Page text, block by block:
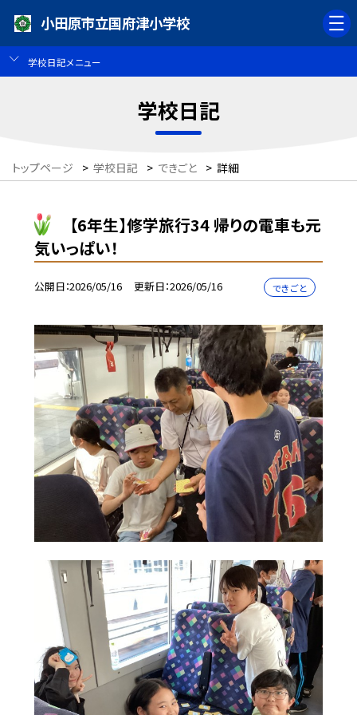
小田原市立国府津小学校
学校日記メニュー
学校日記
トップページ > 学校日記 > できごと > 詳細
【6年生】修学旅行34 帰りの電車も元
気いっぱい！
公開日 2026/05/16 更新日 2026/05/16 できごと